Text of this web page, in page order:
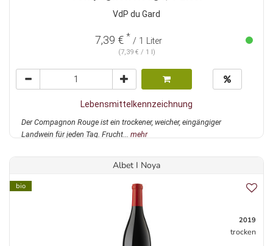
VdP du Gard
7,39 € * / 1 Liter
(7,39 € / 1 l)
Lebensmittelkennzeichnung
Der Compagnon Rouge ist ein trockener, weicher, eingängiger
Landwein für jeden Tag. Frucht... mehr
Albet I Noya
bio
2019
trocken